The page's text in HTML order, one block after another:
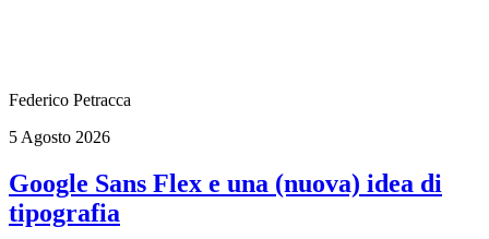
Federico Petracca
5 Agosto 2026
Google Sans Flex e una (nuova) idea di
tipografia